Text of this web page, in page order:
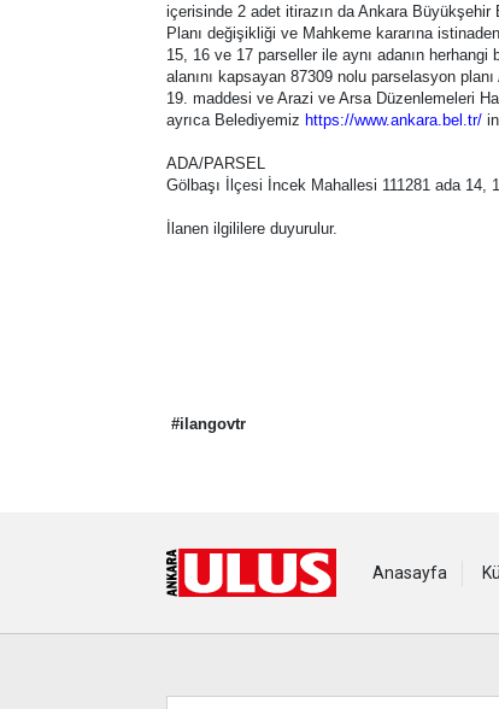
içerisinde 2 adet itirazın da Ankara
Planı değişikliği ve Mahkeme kararına
15, 16 ve 17 parseller ile aynı adanın
alanını kapsayan 87309 nolu parselasyon
19. maddesi ve Arazi ve Arsa Düzenlemeleri
ayrıca Belediyemiz https://www.ankara.bel.tr/
ADA/PARSEL
Gölbaşı İlçesi İncek Mahallesi 111281 ada 14,
İlanen ilgililere duyurulur.
#ilangovtr
Anasayfa